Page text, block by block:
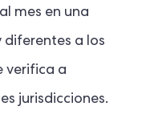
mes en una
a los
verifica a
jurisdicciones.